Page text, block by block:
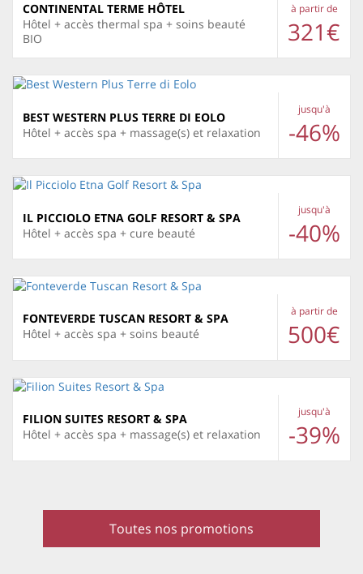
CONTINENTAL TERME HÔTEL
Hôtel + accès thermal spa + soins beauté
BIO
à partir de
321€
BEST WESTERN PLUS TERRE DI EOLO
Hôtel + accès spa + massage(s) et relaxation
jusqu'à
-46%
IL PICCIOLO ETNA GOLF RESORT & SPA
Hôtel + accès spa + cure beauté
jusqu'à
-40%
FONTEVERDE TUSCAN RESORT & SPA
Hôtel + accès spa + soins beauté
à partir de
500€
FILION SUITES RESORT & SPA
Hôtel + accès spa + massage(s) et relaxation
jusqu'à
-39%
Toutes nos promotions